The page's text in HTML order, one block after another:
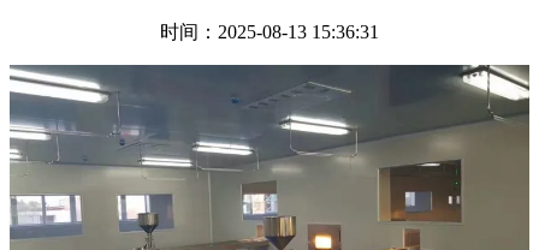
时间：2025-08-13 15:36:31